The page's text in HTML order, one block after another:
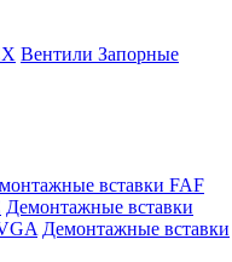
Вентили Запорные
вставки FAF
Демонтажные вставки
Демонтажные вставки